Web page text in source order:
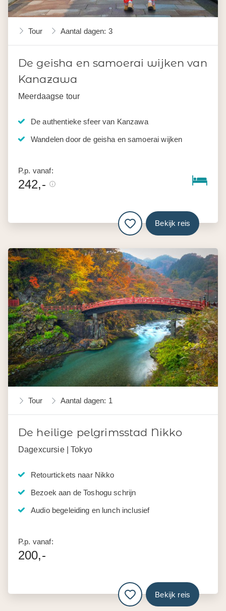
Tour Aantal dagen: 3
De geisha en samoerai wijken van
Kanazawa
Meerdaagse tour
De authentieke sfeer van Kanzawa
Wandelen door de geisha en samoerai wijken
P.p. vanaf:
242,-
Bekijk reis
Tour Aantal dagen: 1
De heilige pelgrimsstad Nikko
Dagexcursie | Tokyo
Retourtickets naar Nikko
Bezoek aan de Toshogu schrijn
Audio begeleiding en lunch inclusief
P.p. vanaf:
200,-
Bekijk reis